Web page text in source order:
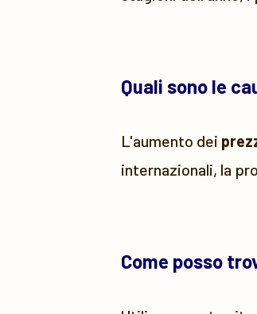
Quali sono le
L'aumento dei
internazionali, la
Come posso